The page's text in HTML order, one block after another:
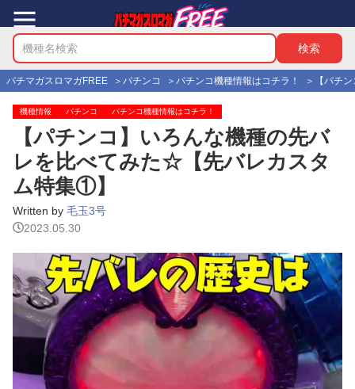
パチマガスロマガFREE パチンコ パチンコ機種情報はコチラ！ 【パチ
機種情報 パチンコ パチンコ機種情報はコチラ！
【パチンコ】いろんな機種の先バ
レを比べてみた☆【先バレカスタ
ム特集①】
Written by 毛玉3号
2023.05.30